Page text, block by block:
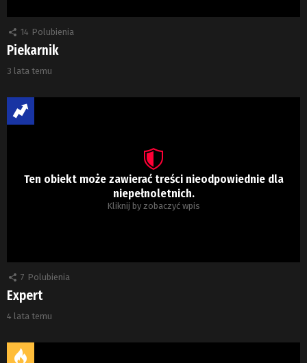
14 Polubienia
Piekarnik
3 lata temu
Ten obiekt może zawierać treści nieodpowiednie dla
niepełnoletnich.
Kliknij by zobaczyć wpis
7 Polubienia
Expert
4 lata temu